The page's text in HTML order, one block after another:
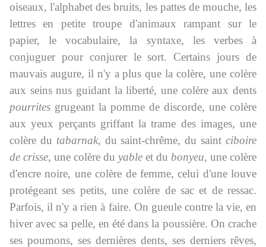
oiseaux, l'alphabet des bruits, les pattes de mouche, les
lettres en petite troupe d'animaux rampant sur le
papier, le vocabulaire, la syntaxe, les verbes à
conjuguer pour conjurer le sort. Certains jours de
mauvais augure, il n'y a plus que la colère, une colère
aux seins nus guidant la liberté, une colère aux dents
pourrites grugeant la pomme de discorde, une colère
aux yeux perçants griffant la trame des images, une
colère du tabarnak, du saint-chrême, du saintciboire
de crisse, une colère du yable et du bonyeu, une colère
d'encre noire, une colère de femme, celui d'une louve
protégeant ses petits, une colère de sac et de ressac.
Parfois, il n'y a rien à faire. On gueule contre la vie, en
hiver avec sa pelle, en été dans la poussière. On crache
ses poumons, ses dernières dents, ses derniers rêves,